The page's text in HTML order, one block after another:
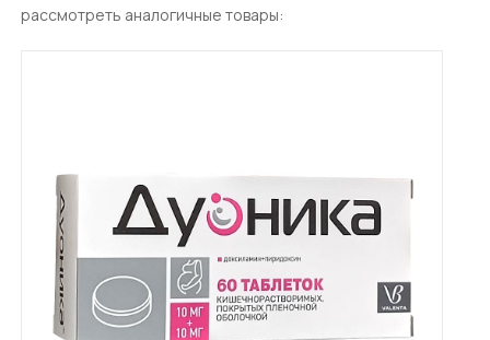
рассмотреть аналогичные товары: